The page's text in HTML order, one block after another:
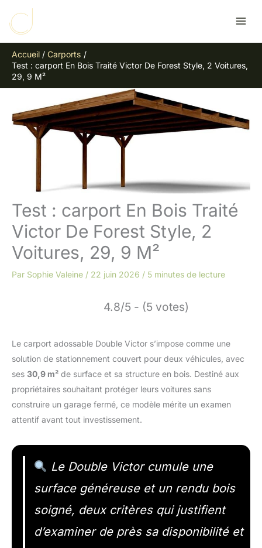
contenu
Accueil
Carports
Test : carport En Bois Traité Victor De Forest Style, 2 Voitures,
29, 9 M²
Test : carport En Bois Traité
Victor De Forest Style, 2
Voitures, 29, 9 M²
Par Sophie Valeine / 22 juin 2026 / 5 minutes de lecture
4.8/5 - (5 votes)
Le carport adossable Double Victor s’impose comme une
solution de stationnement couvert pour deux véhicules, avec
ses 30,9 m² de surface et sa structure en bois. Destiné aux
propriétaires souhaitant protéger leurs voitures sans
construire un garage fermé, ce modèle mérite un examen
attentif avant tout investissement.
Le Double Victor cumule une
surface généreuse et un rendu bois
soigné, deux critères qui justifient
d’examiner de près sa disponibilité et
e
h
e
r
h